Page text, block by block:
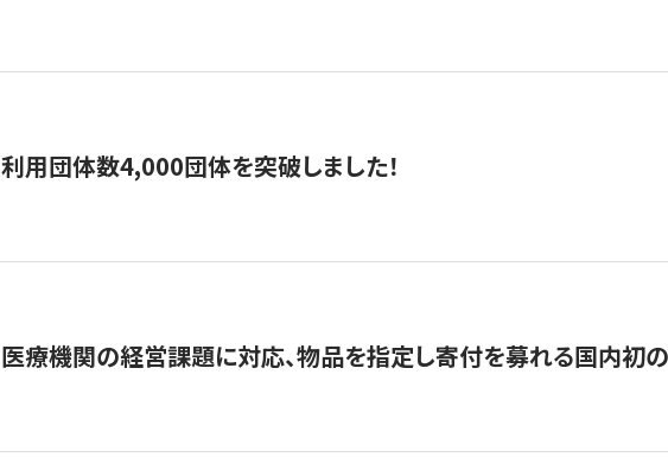
利用団体数4,000団体を突破しました！
医療機関の経営課題に対応、物品を指定し寄付を募れる国内初の